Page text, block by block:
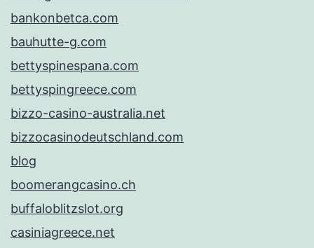
bankonbetca.com
bauhutte-g.com
bettyspinespana.com
bettyspingreece.com
bizzo-casino-australia.net
bizzocasinodeutschland.com
blog
boomerangcasino.ch
buffaloblitzslot.org
casiniagreece.net